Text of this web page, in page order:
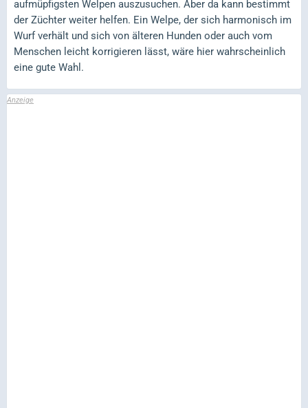
aufmüpfigsten Welpen auszusuchen. Aber da kann bestimmt
der Züchter weiter helfen. Ein Welpe, der sich harmonisch im
Wurf verhält und sich von älteren Hunden oder auch vom
Menschen leicht korrigieren lässt, wäre hier wahrscheinlich
eine gute Wahl.